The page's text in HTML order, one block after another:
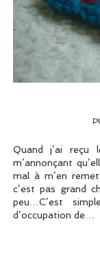
Quand j’ai reçu
m’annonçant
mal à m’en
c’est pas grand
peu…C’est
d’occupation de…